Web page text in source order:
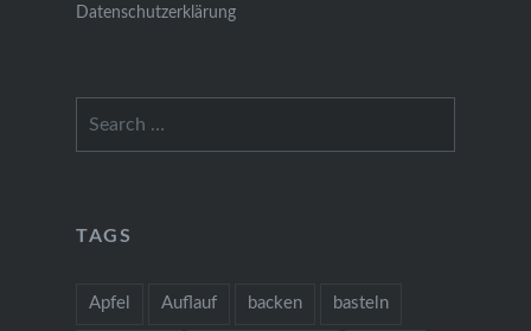
Datenschutzerklärung
for:
TAGS
Apfel Auflauf backen basteln